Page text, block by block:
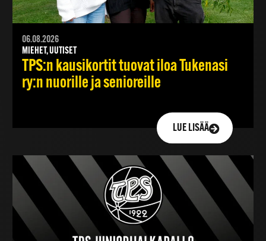
06.08.2026
MIEHET, UUTISET
TPS:n kausikortit tuovat iloa Tukenasi
ry:n nuorille ja senioreille
LUE LISÄÄ